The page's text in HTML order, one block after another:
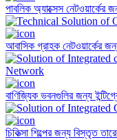
পাবলিক অ্যাক্সেস
আবাসিক গ্রাহক নেটওয়ার্কের
বাণিজ্যিক ভবনগুলির জন্য
চিকিত্সা শিল্পের জন্য বিস্তৃত